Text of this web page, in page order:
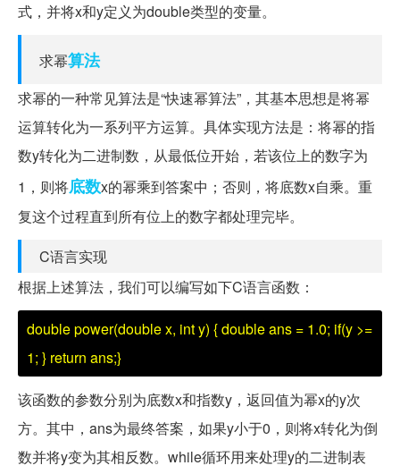
式，并将x和y定义为double类型的变量。
求幂算法
求幂的一种常见算法是“快速幂算法”，其基本思想是将幂
运算转化为一系列平方运算。具体实现方法是：将幂的指
数y转化为二进制数，从最低位开始，若该位上的数字为
1，则将底数x的幂乘到答案中；否则，将底数x自乘。重
复这个过程直到所有位上的数字都处理完毕。
C语言实现
根据上述算法，我们可以编写如下C语言函数：
double power(double x, int y) { double ans = 1.0; if(y >=
1; } return ans;}
该函数的参数分别为底数x和指数y，返回值为幂x的y次
方。其中，ans为最终答案，如果y小于0，则将x转化为倒
数并将y变为其相反数。while循环用来处理y的二进制表